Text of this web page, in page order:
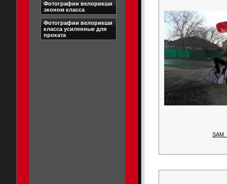
Фотографии велорикши
эконом класса
Фотографии велорикши
класса усиленные для
проката